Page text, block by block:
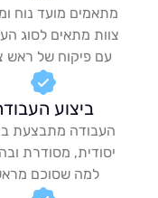
מועד נוח ומקצים
מתאים לסוג העבודה,
פיקוח של ראש צוות.
ביצוע העבודה
מתבצעת בצורה
מסודרת ובהתאם
למה שסוכם מראש.